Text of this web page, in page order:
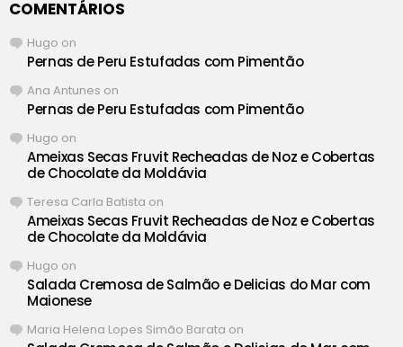
COMENTÁRIOS
Hugo on
Pernas de Peru Estufadas com Pimentão
Ana Antunes on
Pernas de Peru Estufadas com Pimentão
Hugo on
Ameixas Secas Fruvit Recheadas de Noz e Cobertas
de Chocolate da Moldávia
Teresa Carla Batista on
Ameixas Secas Fruvit Recheadas de Noz e Cobertas
de Chocolate da Moldávia
Hugo on
Salada Cremosa de Salmão e Delicias do Mar com
Maionese
Maria Helena Lopes Simão Barata on